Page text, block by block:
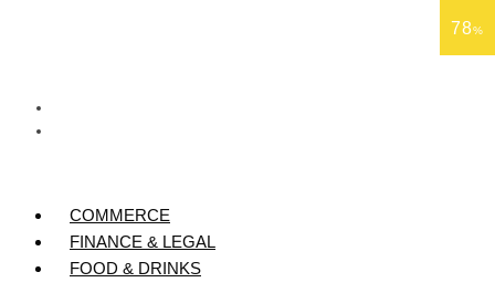
COMMERCE
FINANCE & LEGAL
FOOD & DRINKS
78%